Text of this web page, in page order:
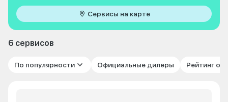
Сервисы на карте
6 сервисов
По популярности Официальные дилеры Рейтинг